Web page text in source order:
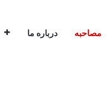
مصاحبه درباره ما